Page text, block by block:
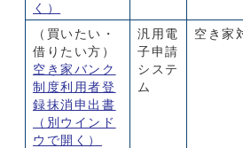
く）
（買いたい・
借りたい方）
空き家バンク
制度利用者登
録抹消申出書
（別ウインド
ウで開く）
汎用電
子申請
システ
ム
空き家